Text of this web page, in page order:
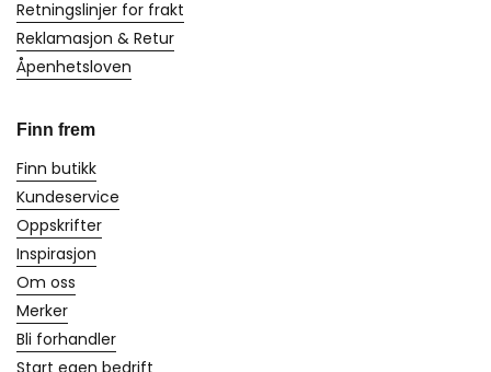
Retningslinjer for frakt
Reklamasjon & Retur
Åpenhetsloven
Finn frem
Finn butikk
Kundeservice
Oppskrifter
Inspirasjon
Om oss
Merker
Bli forhandler